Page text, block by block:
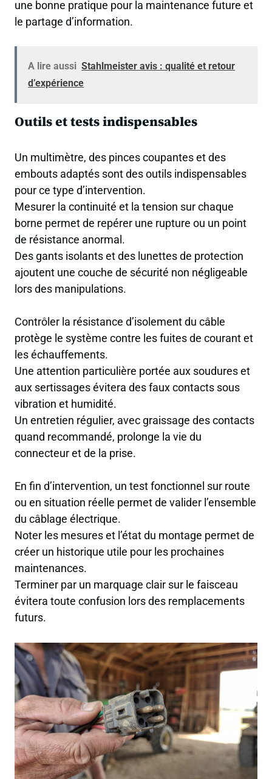
une bonne pratique pour la maintenance future et
le partage d’information.
A lire aussi Stahlmeister avis : qualité et retour
d’expérience
Outils et tests indispensables
Un multimètre, des pinces coupantes et des
embouts adaptés sont des outils indispensables
pour ce type d’intervention.
Mesurer la continuité et la tension sur chaque
borne permet de repérer une rupture ou un point
de résistance anormal.
Des gants isolants et des lunettes de protection
ajoutent une couche de sécurité non négligeable
lors des manipulations.
Contrôler la résistance d’isolement du câble
protège le système contre les fuites de courant et
les échauffements.
Une attention particulière portée aux soudures et
aux sertissages évitera des faux contacts sous
vibration et humidité.
Un entretien régulier, avec graissage des contacts
quand recommandé, prolonge la vie du
connecteur et de la prise.
En fin d’intervention, un test fonctionnel sur route
ou en situation réelle permet de valider l’ensemble
du câblage électrique.
Noter les mesures et l’état du montage permet de
créer un historique utile pour les prochaines
maintenances.
Terminer par un marquage clair sur le faisceau
évitera toute confusion lors des remplacements
futurs.